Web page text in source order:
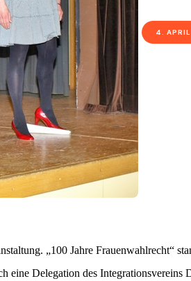
4.
„100 Jahre Frauenwahlrecht“
eine Delegation des Integrationsvereins